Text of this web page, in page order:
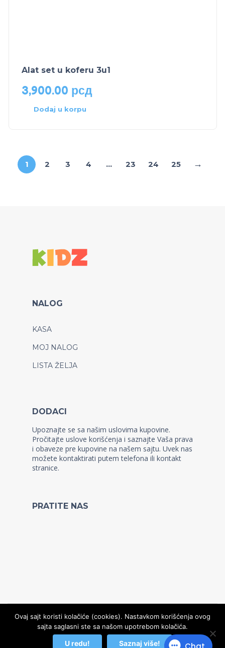
Alat set u koferu 3u1
3,900.00 рсд
Dodaj u korpu
1 2 3 4 … 23 24 25 →
NALOG
KASA
MOJ NALOG
LISTA ŽELJA
DODACI
Upoznajte se sa našim uslovima kupovine.
Pročitajte uslove korišćenja i saznajte Vaša prava
i obaveze pre kupovine na našem sajtu. Uvek nas
možete kontaktirati putem telefona ili kontakt
stranice.
PRATITE NAS
© Copyright 2022, Kidz WordPress Theme
Ovaj sajt koristi kolačiće (cookies). Nastavkom korišćenja ovog
sajta saglasni ste sa našom upotrebom kolačića.
U redu! Saznaj više!